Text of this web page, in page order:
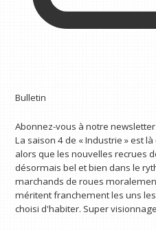
Bulletin
Abonnez-vous à notre newsletter
La saison 4 de « Industrie » est
alors que les nouvelles recrues
désormais bel et bien dans le
marchands de roues
méritent franchement les uns
choisi d'habiter. Super